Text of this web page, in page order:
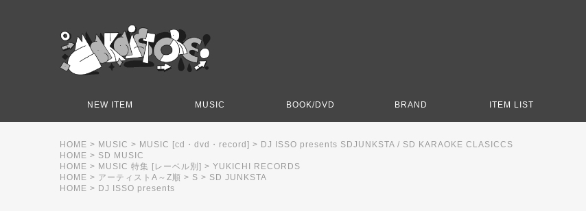
NEW ITEM MUSIC BOOK/DVD BRAND ITEM LIST
HOME > MUSIC > MUSIC [cd・dvd・record] > DJ ISSO presents SDJUNKSTA / SD KARAOKE CLASICCS
HOME > SD MUSIC
HOME > MUSIC 特集 [レーベル別] > YUKICHI RECORDS
HOME > アーティストA～Z順 > S > SD JUNKSTA
HOME > DJ ISSO presents